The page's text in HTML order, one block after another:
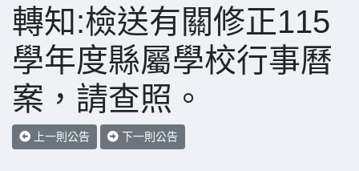
轉知:檢送有關修正115
學年度縣屬學校行事曆
案，請查照。
上一則公告 下一則公告